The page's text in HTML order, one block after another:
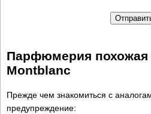
Парфюмерия похожая
Montblanc
Прежде чем знакомиться с
предупреждение: